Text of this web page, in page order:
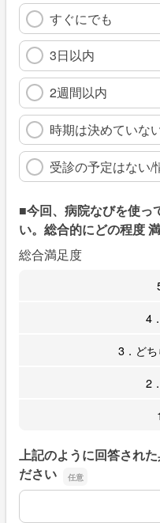
すぐにでも
3日以内
2週間以内
時期は決めていな
受診の予定はない/
■今回、病院なびを使っ
い。総合的にどの程度
総合満足度
4
3．ど
2
上記のように回答され
ださい
上記のように回答され